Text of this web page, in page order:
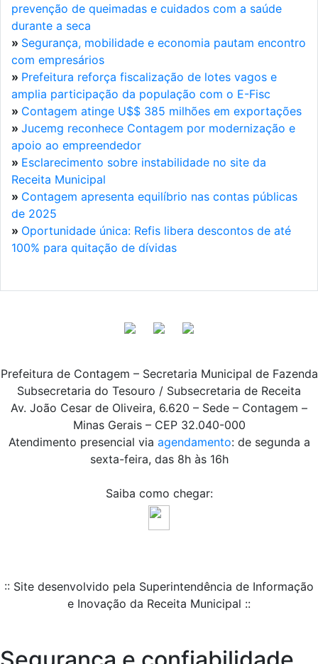
prevenção de queimadas e cuidados com a saúde
durante a seca
» Segurança, mobilidade e economia pautam encontro
com empresários
» Prefeitura reforça fiscalização de lotes vagos e
amplia participação da população com o E-Fisc
» Contagem atinge U$$ 385 milhões em exportações
» Jucemg reconhece Contagem por modernização e
apoio ao empreendedor
» Esclarecimento sobre instabilidade no site da
Receita Municipal
» Contagem apresenta equilíbrio nas contas públicas
de 2025
» Oportunidade única: Refis libera descontos de até
100% para quitação de dívidas
Prefeitura de Contagem – Secretaria Municipal de Fazenda
Subsecretaria do Tesouro / Subsecretaria de Receita
Av. João Cesar de Oliveira, 6.620 – Sede – Contagem –
Minas Gerais – CEP 32.040-000
Atendimento presencial via agendamento: de segunda a
sexta-feira, das 8h às 16h
Saiba como chegar:
:: Site desenvolvido pela Superintendência de Informação
e Inovação da Receita Municipal ::